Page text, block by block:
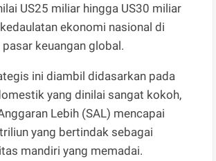
US25 miliar hingga US30 miliar
ekonomi nasional di
keuangan global.
ini diambil didasarkan pada
yang dinilai sangat kokoh,
Lebih (SAL) mencapai
yang bertindak sebagai
mandiri yang memadai.